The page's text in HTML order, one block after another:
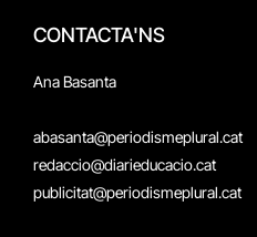
CONTACTA'NS
Ana Basanta
abasanta@periodismeplural.cat
redaccio@diarieducacio.cat
publicitat@periodismeplural.cat